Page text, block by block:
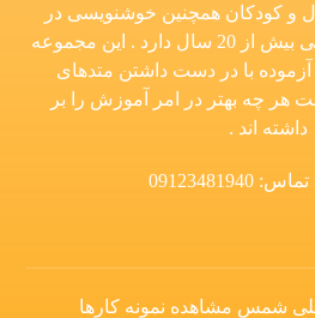
و کودکان همچنین خوشنویسی در
منطقه سعادت آباد فعالیتی بیش از 20 سال دارد . این مجموعه
با در دست داشتن متدهای
هر چه بهتر در امر آموزش را بر
داشته اند .
09123481940
شمس مشاهده نمونه کارها